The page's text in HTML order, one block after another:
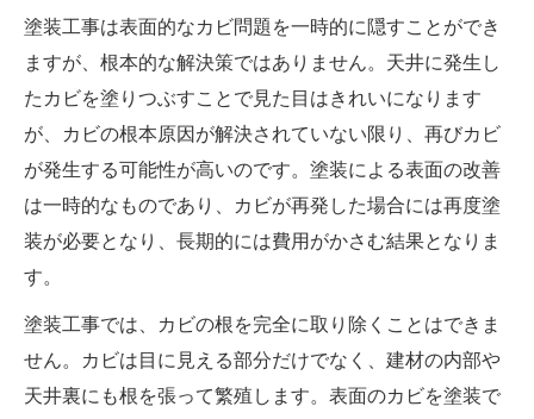
塗装工事は表面的なカビ問題を一時的に隠すことができ
ますが、根本的な解決策ではありません。天井に発生し
たカビを塗りつぶすことで見た目はきれいになります
が、カビの根本原因が解決されていない限り、再びカビ
が発生する可能性が高いのです。塗装による表面の改善
は一時的なものであり、カビが再発した場合には再度塗
装が必要となり、長期的には費用がかさむ結果となりま
す。
塗装工事では、カビの根を完全に取り除くことはできま
せん。カビは目に見える部分だけでなく、建材の内部や
天井裏にも根を張って繁殖します。表面のカビを塗装で